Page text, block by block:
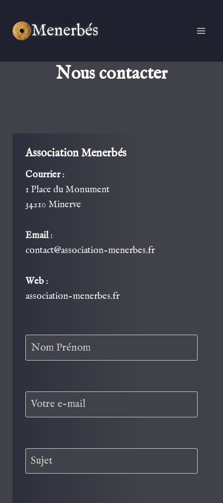
contenuMenerbés
Nous contacter
Association Menerbés
Courrier:
1 Place du Monument
34210 Minerve
Email:
contact@association-menerbes.fr
Web:
association-menerbes.fr